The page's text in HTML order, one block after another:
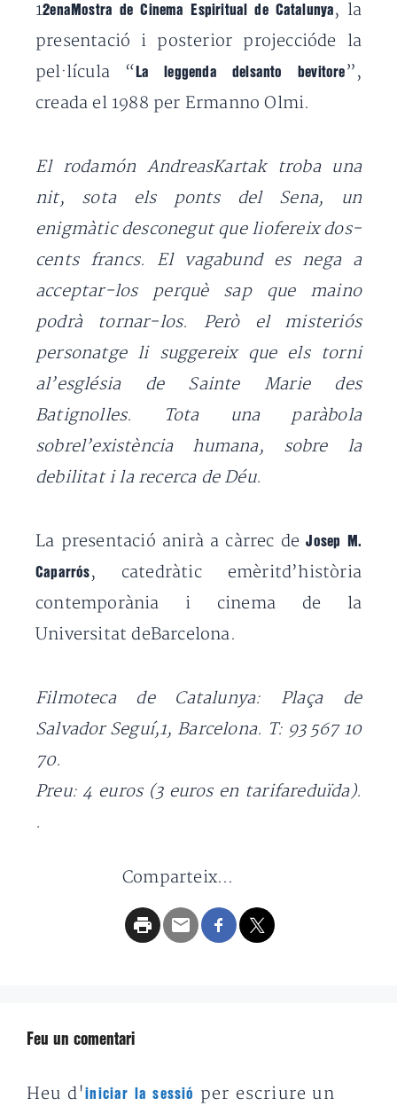
12enaMostra de Cinema Espiritual de Catalunya , la
presentació i posterior projeccióde la
pel·lícula “ La leggenda delsanto bevitore ”,
creada el 1988 per Ermanno Olmi.
El rodamón AndreasKartak troba una
nit, sota els ponts del Sena, un
enigmàtic desconegut que liofereix dos-
cents francs. El vagabund es nega a
acceptar-los perquè sap que maino
podrà tornar-los. Però el misteriós
personatge li suggereix que els torni
al’església de Sainte Marie des
Batignolles. Tota una paràbola
sobrel’existència humana, sobre la
debilitat i la recerca de Déu.
La presentació anirà a càrrec deJosep M.
Caparrós , catedràtic emèritd’història
contemporània i cinema de la
Universitat deBarcelona.
Filmoteca de Catalunya: Plaça de
Salvador Seguí,1, Barcelona. T: 93 567 10
70.
Preu: 4 euros (3 euros en tarifareduïda).
.
Comparteix...
Feu un comentari
Heu d'iniciar la sessió
per escriure un